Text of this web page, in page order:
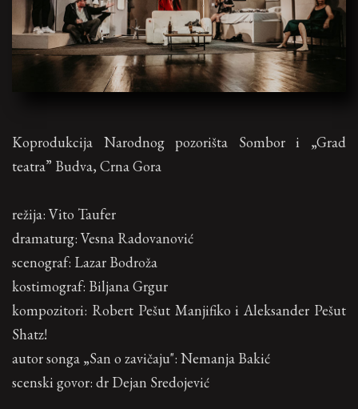
Koprodukcija Narodnog pozorišta Sombor i „Grad
teatra” Budva, Crna Gora
režija: Vito Taufer
dramaturg: Vesna Radovanović
scenograf: Lazar Bodroža
kostimograf: Biljana Grgur
kompozitori: Robert Pešut Manjifiko i Aleksander Pešut
Shatz!
autor songa „San o zavičaju": Nemanja Bakić
scenski govor: dr Dejan Sredojević